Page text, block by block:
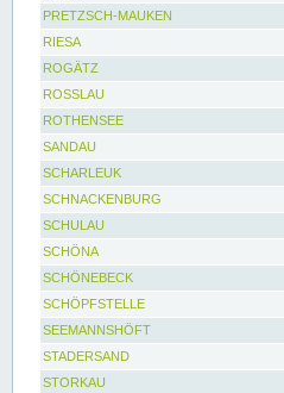
PRETZSCH-MAUKEN
RIESA
ROGÄTZ
ROSSLAU
ROTHENSEE
SANDAU
SCHARLEUK
SCHNACKENBURG
SCHULAU
SCHÖNA
SCHÖNEBECK
SCHÖPFSTELLE
SEEMANNSHÖFT
STADERSAND
STORKAU